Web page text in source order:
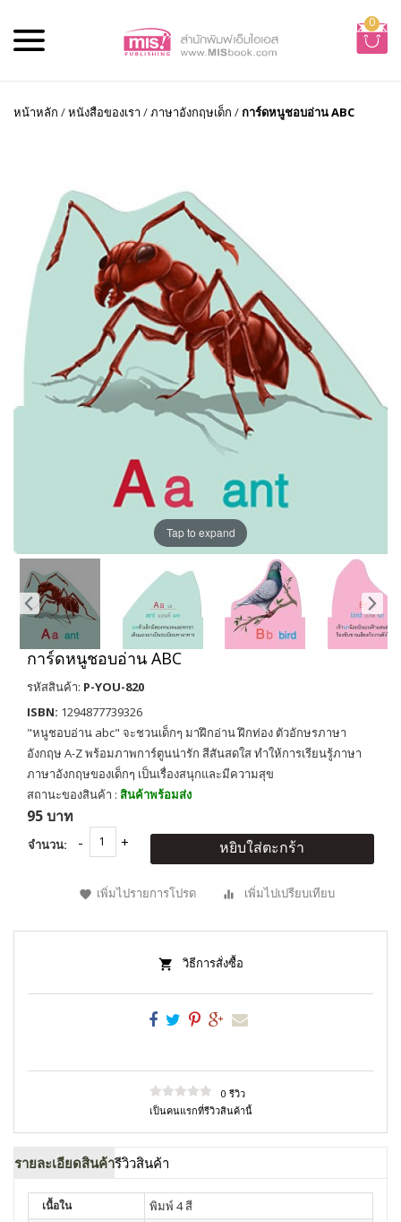
0
หน้าหลัก /หนังสือของเรา /ภาษาอังกฤษเด็ก /การ์ดหนูชอบอ่าน ABC
Tap to expand
การ์ดหนูชอบอ่าน ABC
รหัสสินค้า: P-YOU-820
ISBN: 1294877739326
"หนูชอบอ่าน abc" จะชวนเด็กๆ มาฝึกอ่าน ฝึกท่อง ตัวอักษรภาษา
อังกฤษ A-Z พร้อมภาพการ์ตูนน่ารัก สีสันสดใส ทำให้การเรียนรู้ภาษา
ภาษาอังกฤษของเด็กๆ เป็นเรื่องสนุกและมีความสุข
สถานะของสินค้า : สินค้าพร้อมส่ง
95 บาท
จำนวน: หยิบใส่ตะกร้า
เพิ่มไปรายการโปรด เพิ่มไปเปรียบเทียบ
วิธีการสั่งซื้อ
0 รีวิว
เป็นคนแรกที่รีวิวสินค้านี้
รายละเอียดสินค้ารีวิวสินค้า
เนื้อใน พิมพ์ 4 สี